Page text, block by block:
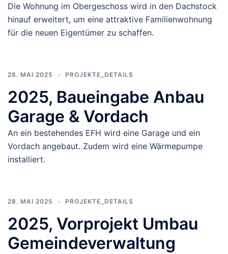
Die Wohnung im Obergeschoss wird in den Dachstock
hinauf erweitert, um eine attraktive Familienwohnung
für die neuen Eigentümer zu schaffen.
28. MAI 2025 PROJEKTE_DETAILS
2025, Baueingabe Anbau
Garage & Vordach
An ein bestehendes EFH wird eine Garage und ein
Vordach angebaut. Zudem wird eine Wärmepumpe
installiert.
28. MAI 2025 PROJEKTE_DETAILS
2025, Vorprojekt Umbau
Gemeindeverwaltung